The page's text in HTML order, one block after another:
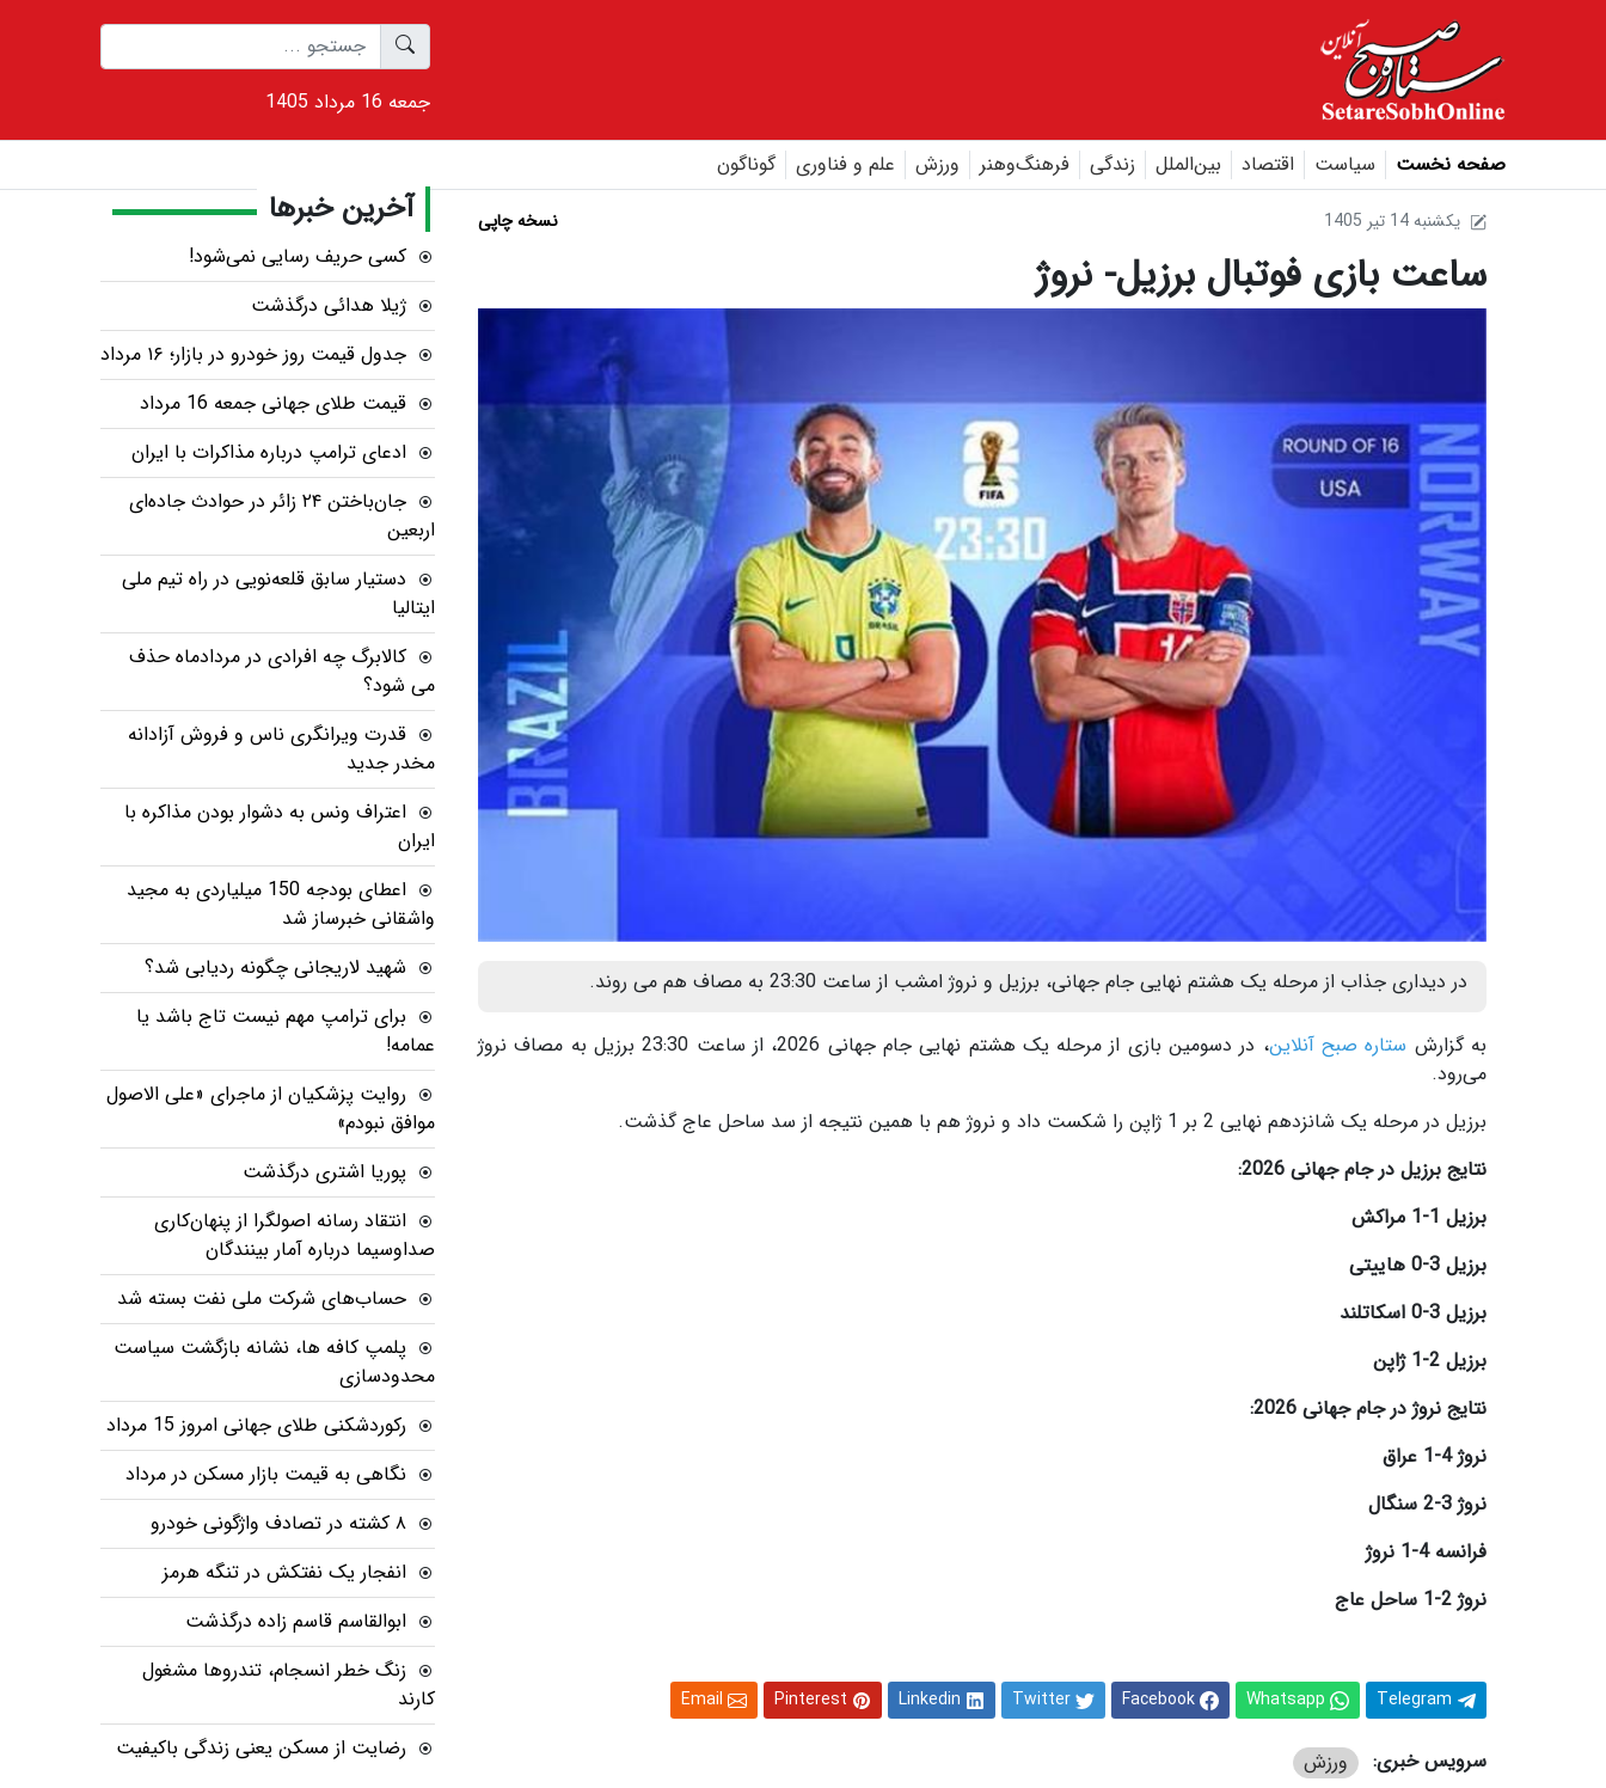
1405 جمعه 16 مرداد
صفحه نخست سیاست اقتصاد بین‌الملل زندگی فرهنگ‌و‌هنر ورزش علم و فناوری گوناگون
1405 يکشنبه 14 تير نسخه چاپی
ساعت بازی فوتبال برزیل- نروژ
در دیداری جذاب از مرحله یک هشتم نهایی جام جهانی، برزیل و نروژ امشب از ساعت 23:30 به مصاف هم می روند.
به گزارش ستاره صبح آنلاین
، در دسومین بازی از مرحله یک هشتم نهایی جام جهانی 2026، از ساعت 23:30 برزیل به مصاف نروژ
می‌رود.
برزیل در مرحله یک شانزدهم نهایی 2 بر 1 ژاپن را شکست داد و نروژ هم با همین نتیجه از سد ساحل عاج گذشت.
نتایج برزیل در جام جهانی 2026:
برزیل 1-1 مراکش
برزیل 3-0 هاییتی
برزیل 3-0 اسکاتلند
برزیل 2-1 ژاپن
نتایج نروژ در جام جهانی 2026:
نروژ 4-1 عراق
نروژ 3-2 سنگال
فرانسه 4-1 نروژ
نروژ 2-1 ساحل عاج
Telegram
Whatsapp
Facebook
Twitter
Linkedin
Pinterest
Email
سرویس خبری: ورزش
آخرین خبرها
کسی حریف رسایی نمی‌شود!
ژیلا هدائی درگذشت
جدول قیمت روز خودرو در بازار؛ ۱۶ مرداد
قیمت طلای جهانی جمعه 16 مرداد
ادعای ترامپ درباره مذاکرات با ایران
جان‌باختن ۲۴ زائر در حوادث جاده‌ای
اربعین
دستیار سابق قلعه‌نویی در راه تیم ملی
ایتالیا
کالابرگ چه افرادی در مردادماه حذف
می شود؟
قدرت ویرانگری ناس و فروش آزادانه
مخدر جدید
اعتراف ونس به دشوار بودن مذاکره با
ایران
اعطای بودجه 150 میلیاردی به مجید
واشقانی خبرساز شد
شهید لاریجانی چگونه ردیابی شد؟
برای ترامپ مهم نیست تاج باشد یا
عمامه!
روایت پزشکیان از ماجرای «علی الاصول
موافق نبودم»
پوریا اشتری درگذشت
انتقاد رسانه اصولگرا از پنهان‌کاری
صداوسیما درباره آمار بینندگان
حساب‌های شرکت ملی نفت بسته شد
پلمپ کافه ها، نشانه بازگشت سیاست
محدودسازی
رکوردشکنی طلای جهانی امروز 15 مرداد
نگاهی به قیمت بازار مسکن در مرداد
۸ کشته در تصادف واژگونی خودرو
انفجار یک نفتکش در تنگه هرمز
ابوالقاسم قاسم زاده درگذشت
زنگ خطر انسجام، تندروها مشغول
کارند
رضایت از مسکن یعنی زندگی باکیفیت